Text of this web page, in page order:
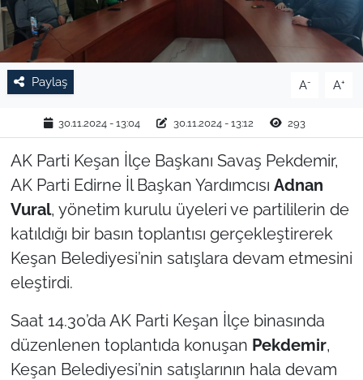
Paylaş A- A+
30.11.2024 - 13:04 30.11.2024 - 13:12 293
AK Parti Keşan İlçe Başkanı Savaş Pekdemir,
AK Parti Edirne İl Başkan Yardımcısı Adnan
Vural, yönetim kurulu üyeleri ve partililerin de
katıldığı bir basın toplantısı gerçekleştirerek
Keşan Belediyesi’nin satışlara devam etmesini
eleştirdi.
Saat 14.30’da AK Parti Keşan İlçe binasında
düzenlenen toplantıda konuşan Pekdemir,
Keşan Belediyesi’nin satışlarının hala devam
RESMİ İLAN
SPOR
TEKİRDAĞ
KIRKLARELİ
ÇANAKKALE
TÜRKİYE